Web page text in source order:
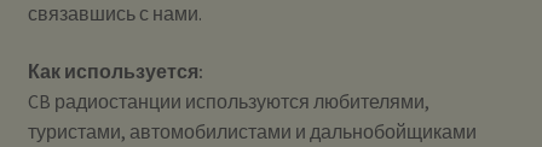
связавшись с нами.
Как используется:
CB радиостанции используются любителями,
туристами, автомобилистами и дальнобойщиками